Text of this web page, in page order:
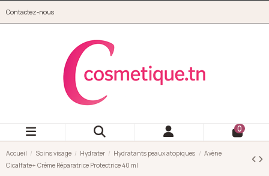
Contactez-nous
0
Accueil Soins visage Hydrater Hydratants peaux atopiques
Avène
Cicalfate+ Crème Réparatrice Protectrice 40 ml